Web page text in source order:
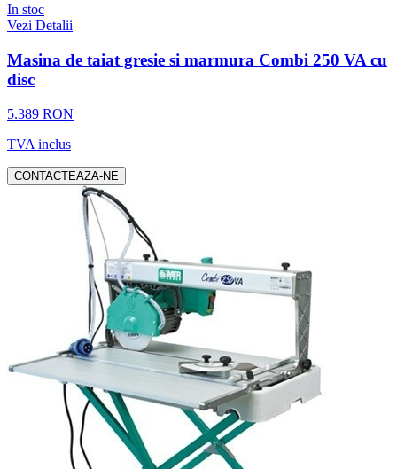
In stoc
Vezi Detalii
Masina de taiat gresie si marmura Combi 250 VA cu
disc
5.389 RON
TVA inclus
CONTACTEAZA-NE